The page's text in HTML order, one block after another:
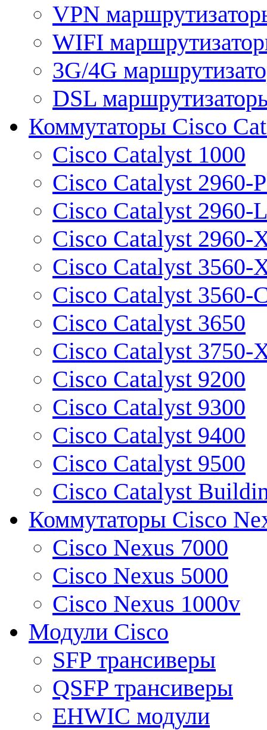
VPN
WIFI
3G/4G
DSL
Коммутаторы Cisco
Cisco Catalyst 1000
Cisco Catalyst 2960-
Cisco Catalyst 2960-L
Cisco Catalyst 2960-
Cisco Catalyst 3560-
Cisco Catalyst 3560-
Cisco Catalyst 3650
Cisco Catalyst 3750-
Cisco Catalyst 9200
Cisco Catalyst 9300
Cisco Catalyst 9400
Cisco Catalyst 9500
Cisco Catalyst
Коммутаторы Cisco
Cisco Nexus 7000
Cisco Nexus 5000
Cisco Nexus 1000v
Модули Cisco
SFP трансиверы
QSFP трансиверы
EHWIC модули